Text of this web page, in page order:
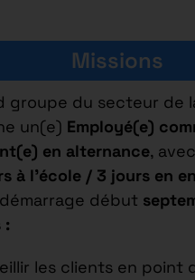
Missions
groupe du secteur de
un(e) Employé(e)
en alternance,
à l’école / 3 jours en
début
:
les clients en point